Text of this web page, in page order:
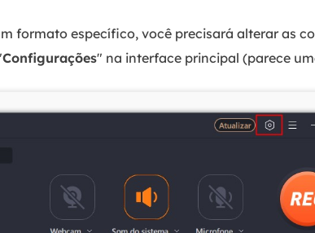
formato específico, você precisará alterar as
Configurações" na interface principal (parece